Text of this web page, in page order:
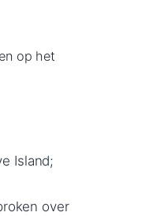
op het
Island;
over